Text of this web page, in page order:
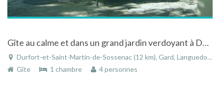
Gîte au calme et dans un grand jardin verdoyant à Durfort-et-Saint-Martin-de-Sossenac dans le Gard
Durfort-et-Saint-Martin-de-Sossenac (12 km), Gard, Languedoc-Roussillon, Occitanie, France
Gîte
1 chambre 4 personnes